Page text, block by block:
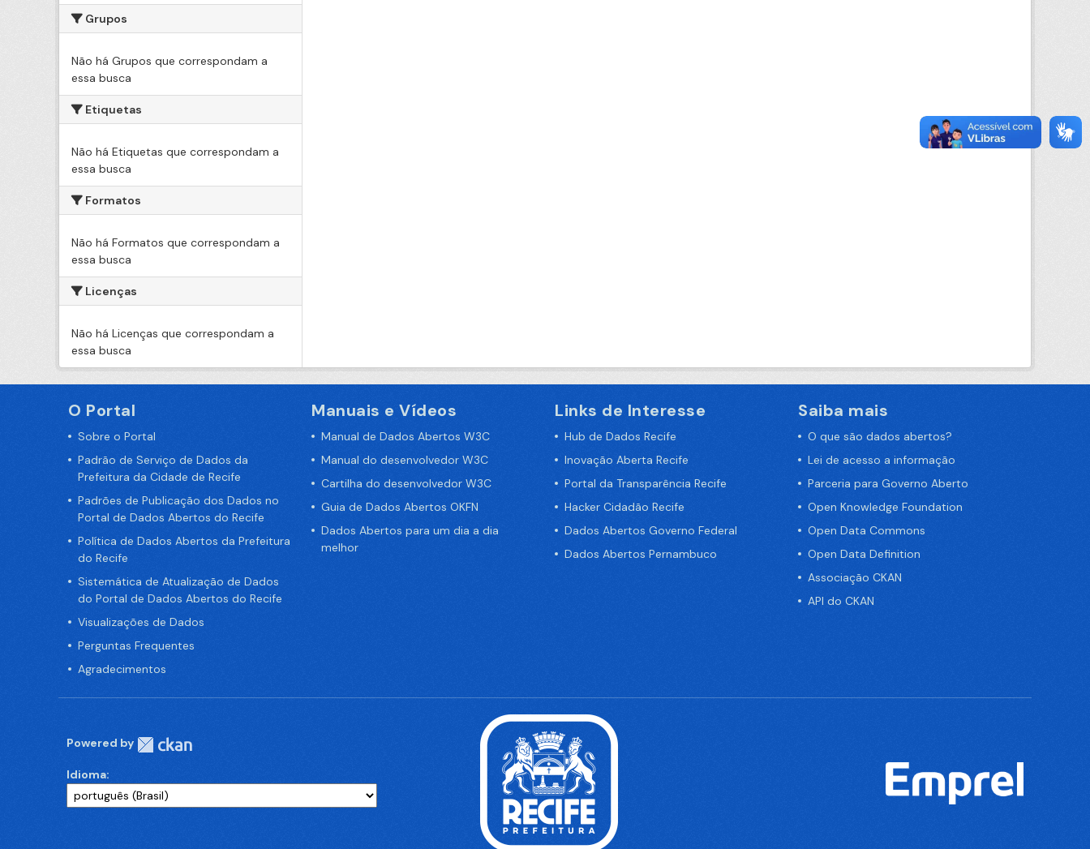
Grupos
Não há Grupos que correspondam a
essa busca
Etiquetas
Não há Etiquetas que correspondam a
essa busca
Formatos
Não há Formatos que correspondam a
essa busca
Licenças
Não há Licenças que correspondam a
essa busca
O Portal
Sobre o Portal
Padrão de Serviço de Dados da
Prefeitura da Cidade de Recife
Padrões de Publicação dos Dados no
Portal de Dados Abertos do Recife
Política de Dados Abertos da Prefeitura
do Recife
Sistemática de Atualização de Dados
do Portal de Dados Abertos do Recife
Visualizações de Dados
Perguntas Frequentes
Agradecimentos
Manuais e Vídeos
Manual de Dados Abertos W3C
Manual do desenvolvedor W3C
Cartilha do desenvolvedor W3C
Guia de Dados Abertos OKFN
Dados Abertos para um dia a dia
melhor
Links de Interesse
Hub de Dados Recife
Inovação Aberta Recife
Portal da Transparência Recife
Hacker Cidadão Recife
Dados Abertos Governo Federal
Dados Abertos Pernambuco
Saiba mais
O que são dados abertos?
Lei de acesso a informação
Parceria para Governo Aberto
Open Knowledge Foundation
Open Data Commons
Open Data Definition
Associação CKAN
API do CKAN
Powered by
Idioma